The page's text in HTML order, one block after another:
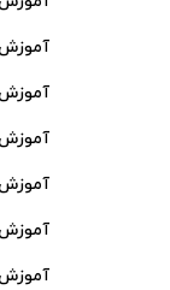
آموزش
آموزش
آموزش
آموزش